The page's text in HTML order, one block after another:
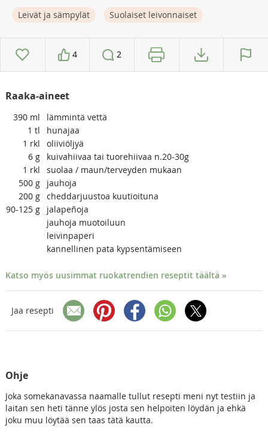
Leivät ja sämpylät Suolaiset leivonnaiset
4 2
Raaka-aineet
390 ml
lämmintä vettä
1 tl
hunajaa
1 rkl
oliiviöljyä
6 g
kuivahiivaa tai tuorehiivaa n.20-30g
1 rkl
suolaa / maun/terveyden mukaan
500 g
jauhoja
200 g cheddarjuustoa kuutioituna
90-125 g
jalapeñoja
jauhoja muotoiluun
leivinpaperi
kannellinen pata kypsentämiseen
Katso myös uusimmat ruokatrendien reseptit täältä »
Jaa resepti
Ohje
Joka somekanavassa naamalle tullut resepti meni nyt testiin ja
laitan sen heti tänne ylös josta sen helpoiten löydän ja ehkä
joku muu löytää sen taas tätä kautta.